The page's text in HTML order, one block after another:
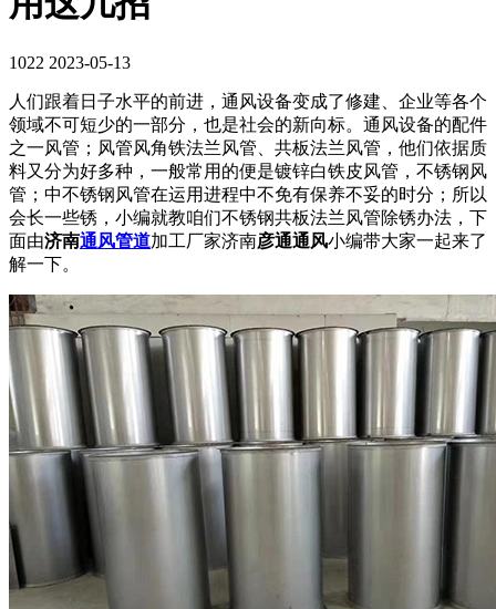
1022 2023-05-13
人们跟着日子水平的前进，通风设备变成了修建、企业等各个
领域不可短少的一部分，也是社会的新向标。通风设备的配件
之一风管；风管风角铁法兰风管、共板法兰风管，他们依据质
料又分为好多种，一般常用的便是镀锌白铁皮风管，不锈钢风
管；中不锈钢风管在运用进程中不免有保养不妥的时分；所以
会长一些锈，小编就教咱们不锈钢共板法兰风管除锈办法，下
面由济南通风管道加工厂家济南彦通通风小编带大家一起来了
解一下。